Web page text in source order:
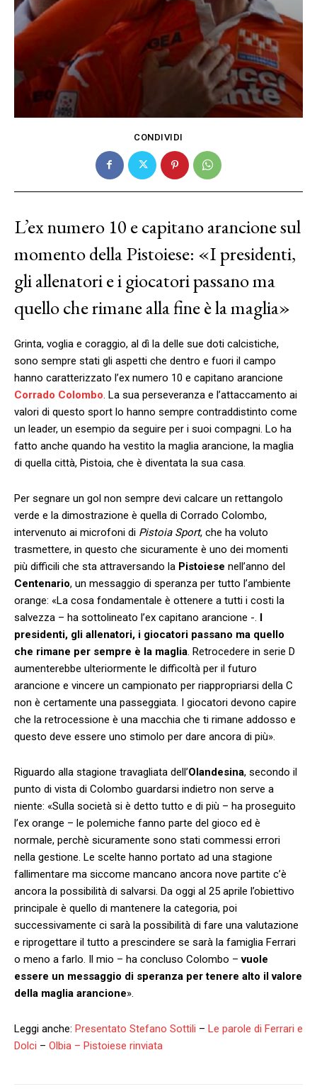
CONDIVIDI
L’ex numero 10 e capitano arancione sul
momento della Pistoiese: «I presidenti,
gli allenatori e i giocatori passano ma
quello che rimane alla fine è la maglia»
Grinta, voglia e coraggio, al dì la delle sue doti calcistiche,
sono sempre stati gli aspetti che dentro e fuori il campo
hanno caratterizzato l’ex numero 10 e capitano arancione
Corrado Colombo. La sua perseveranza e l’attaccamento ai
valori di questo sport lo hanno sempre contraddistinto come
un leader, un esempio da seguire per i suoi compagni. Lo ha
fatto anche quando ha vestito la maglia arancione, la maglia
di quella città, Pistoia, che è diventata la sua casa.
Per segnare un gol non sempre devi calcare un rettangolo
verde e la dimostrazione è quella di Corrado Colombo,
intervenuto ai microfoni di Pistoia Sport, che ha voluto
trasmettere, in questo che sicuramente è uno dei momenti
più difficili che sta attraversando la Pistoiese nell’anno del
Centenario, un messaggio di speranza per tutto l’ambiente
orange: «La cosa fondamentale è ottenere a tutti i costi la
salvezza – ha sottolineato l’ex capitano arancione -. I
presidenti, gli allenatori, i giocatori passano ma quello
che rimane per sempre è la maglia. Retrocedere in serie D
aumenterebbe ulteriormente le difficoltà per il futuro
arancione e vincere un campionato per riappropriarsi della C
non è certamente una passeggiata. I giocatori devono capire
che la retrocessione è una macchia che ti rimane addosso e
questo deve essere uno stimolo per dare ancora di più».
Riguardo alla stagione travagliata dell’Olandesina, secondo il
punto di vista di Colombo guardarsi indietro non serve a
niente: «Sulla società si è detto tutto e di più – ha proseguito
l’ex orange – le polemiche fanno parte del gioco ed è
normale, perchè sicuramente sono stati commessi errori
nella gestione. Le scelte hanno portato ad una stagione
fallimentare ma siccome mancano ancora nove partite c’è
ancora la possibilità di salvarsi. Da oggi al 25 aprile l’obiettivo
principale è quello di mantenere la categoria, poi
successivamente ci sarà la possibilità di fare una valutazione
e riprogettare il tutto a prescindere se sarà la famiglia Ferrari
o meno a farlo. Il mio – ha concluso Colombo –vuole
essere un messaggio di speranza per tenere alto il valore
della maglia arancione».
Leggi anche: Presentato Stefano Sottili – Le parole di Ferrari e
Dolci – Olbia – Pistoiese rinviata